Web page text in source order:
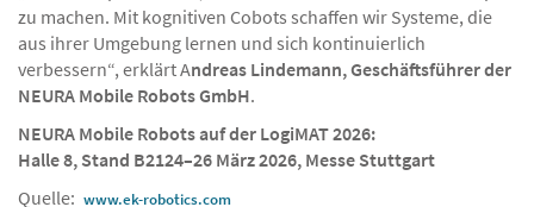
„Unser Anspruch ist es, mobile Robotik skalierbar und adaptiv
zu machen. Mit kognitiven Cobots schaffen wir Systeme, die
aus ihrer Umgebung lernen und sich kontinuierlich
verbessern“, erklärt Andreas Lindemann, Geschäftsführer der
NEURA Mobile Robots GmbH.
NEURA Mobile Robots auf der LogiMAT 2026:
Halle 8, Stand B2124–26 März 2026, Messe Stuttgart